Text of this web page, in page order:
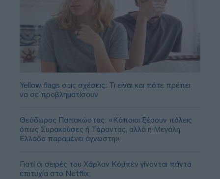
Yellow flags στις σχέσεις: Τι είναι και πότε πρέπει
να σε προβληματίσουν
Θεόδωρος Παπακώστας: «Κάποιοι ξέρουν πόλεις
όπως Συρακούσες ή Τάραντας, αλλά η Μεγάλη
Ελλάδα παραμένει άγνωστη»
Γιατί οι σειρές του Χάρλαν Κόμπεν γίνονται πάντα
επιτυχία στο Netflix;